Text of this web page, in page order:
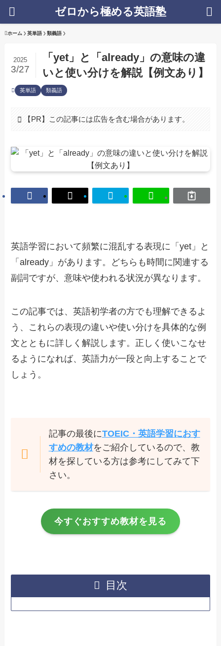
ゼロから極める英語塾
ホーム 英単語 類義語
「yet」と「already」の意味の違
いと使い分けを解説【例文あり】
2025
3/27
英単語 類義語
【PR】この記事には広告を含む場合があります。
英語学習において頻繁に混乱する表現に「yet」と
「already」があります。どちらも時間に関連する
副詞ですが、意味や使われる状況が異なります。
この記事では、英語初学者の方でも理解できるよ
う、これらの表現の違いや使い分けを具体的な例
文とともに詳しく解説します。正しく使いこなせ
るようになれば、英語力が一段と向上することで
しょう。
記事の最後にTOEIC・英語学習におす
すめの教材をご紹介しているので、教
材を探している方は参考にしてみて下
さい。
今すぐおすすめ教材を見る
目次